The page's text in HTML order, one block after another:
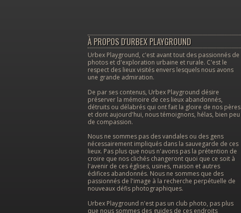
À PROPOS D'URBEX PLAYGROUND
Urbex Playground, c'est avant tout des passionnés de
photos et d'exploration urbaine et rurale. C'est le
respect des lieux visités envers lesquels nous avons
une grande admiration.
De par ses contenus, Urbex Playground désire
préserver la mémoire de ces lieux abandonnés,
détruits ou délabrés qui ont fait la gloire de nos pères
et dont aujourd'hui, nous témoignons, hélas, bien peu
de compassion.
Nous ne sommes pas des vandales ou des gens
nécessairement impliqués dans la sauvegarde de ces
lieux. Pas plus que nous n'avons pas la prétention de
croire que nos clichés changeront quoi que ce soit à
l'avenir de ces églises, usines, maison et autres
édifices abandonnés. Nous ne sommes que des
passionnés de l'image à la recherche perpétuelle de
nouveaux défis photographiques.
Urbex Playground n'est pas un club photo, pas plus
que nous sommes des guides de ces endroits